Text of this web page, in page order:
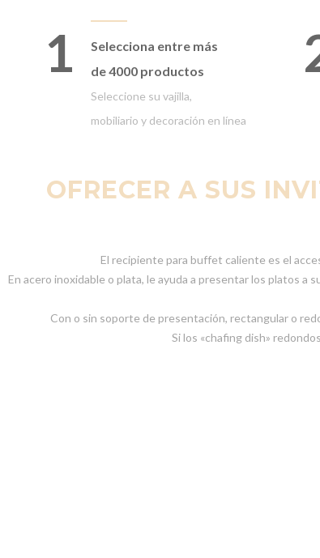
1 Selecciona entre más
de 4000 productos
Seleccione su vajilla,
mobiliario y decoración en línea
OFRECER A SUS
El recipiente para buffet caliente es el
En acero inoxidable o plata, le ayuda a presentar los platos
Con o sin soporte de presentación, rectangular o
Si los «chafing dish»